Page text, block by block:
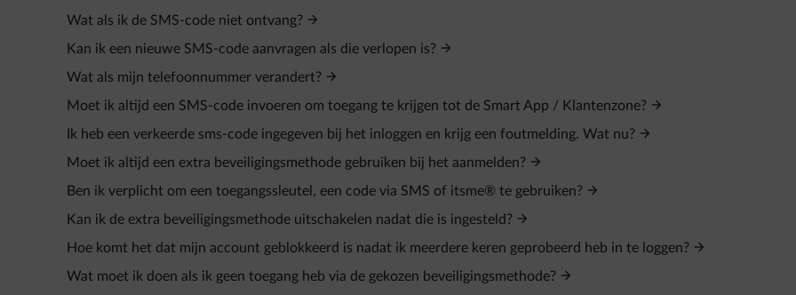
Wat als ik de SMS-code niet ontvang?
Kan ik een nieuwe SMS-code aanvragen als die verlopen is?
Wat als mijn telefoonnummer verandert?
Moet ik altijd een SMS-code invoeren om toegang te krijgen tot de Smart App / Klantenzone?
Ik heb een verkeerde sms‑code ingegeven bij het inloggen en krijg een foutmelding. Wat nu?
Moet ik altijd een extra beveiligingsmethode gebruiken bij het aanmelden?
Ben ik verplicht om een toegangssleutel, een code via SMS of itsme® te gebruiken?
Kan ik de extra beveiligingsmethode uitschakelen nadat die is ingesteld?
Hoe komt het dat mijn account geblokkeerd is nadat ik meerdere keren geprobeerd heb in te loggen?
Wat moet ik doen als ik geen toegang heb via de gekozen beveiligingsmethode?